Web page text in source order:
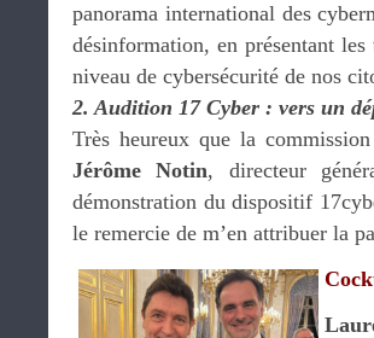
panorama international des
désinformation, en présentant
niveau de cybersécurité de nos
2. Audition 17 Cyber : vers un
Très heureux que la
Jérôme Notin, directeur
démonstration du dispositif
le remercie de m’en attribuer la